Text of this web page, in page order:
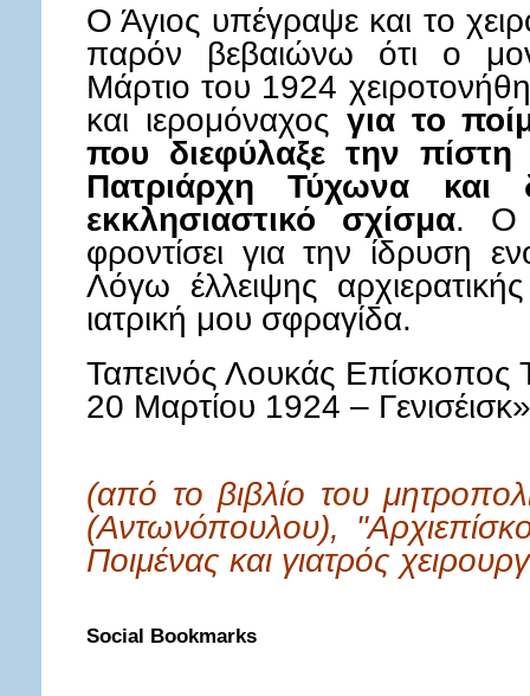
Ο Άγιος υπέγραψε και το
παρόν βεβαιώνω ότι ο
Μάρτιο του 1924
και ιερομόναχος για το
που διεφύλαξε την
Πατριάρχη Τύχωνα
εκκλησιαστικό σχίσμα. Ο
φροντίσει για την ίδρυση
Λόγω έλλειψης
ιατρική μου σφραγίδα.
Ταπεινός Λουκάς Επίσκοπος
20 Μαρτίου 1924 –
(από το βιβλίο του
(Αντωνόπουλου),
Ποιμένας και γιατρός
Social Bookmarks